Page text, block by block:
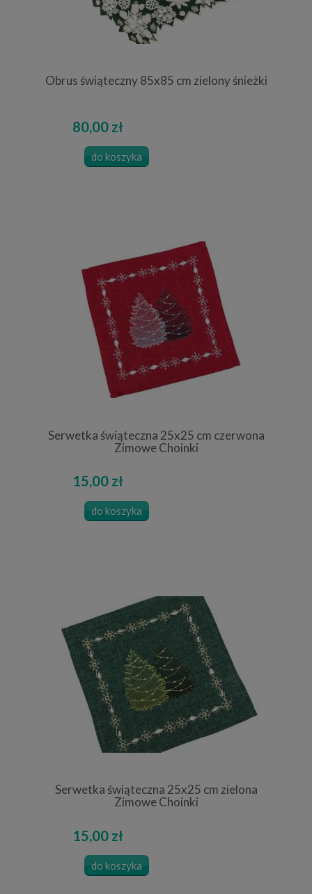
Obrus świąteczny 85x85 cm zielony śnieżki
80,00 zł
do koszyka
Serwetka świąteczna 25x25 cm czerwona
Zimowe Choinki
15,00 zł
do koszyka
Serwetka świąteczna 25x25 cm zielona
Zimowe Choinki
15,00 zł
do koszyka